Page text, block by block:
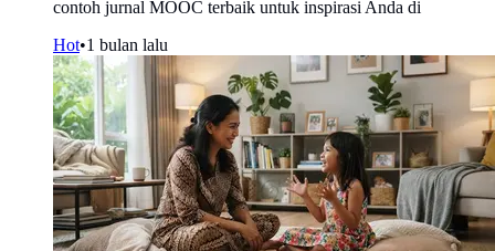
contoh jurnal MOOC terbaik untuk inspirasi Anda di
Hot•1 bulan lalu